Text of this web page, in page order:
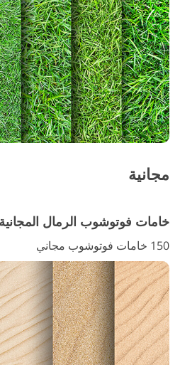
مجانية
خامات فوتوشوب الرمال المجانية
150 خامات فوتوشوب مجاني